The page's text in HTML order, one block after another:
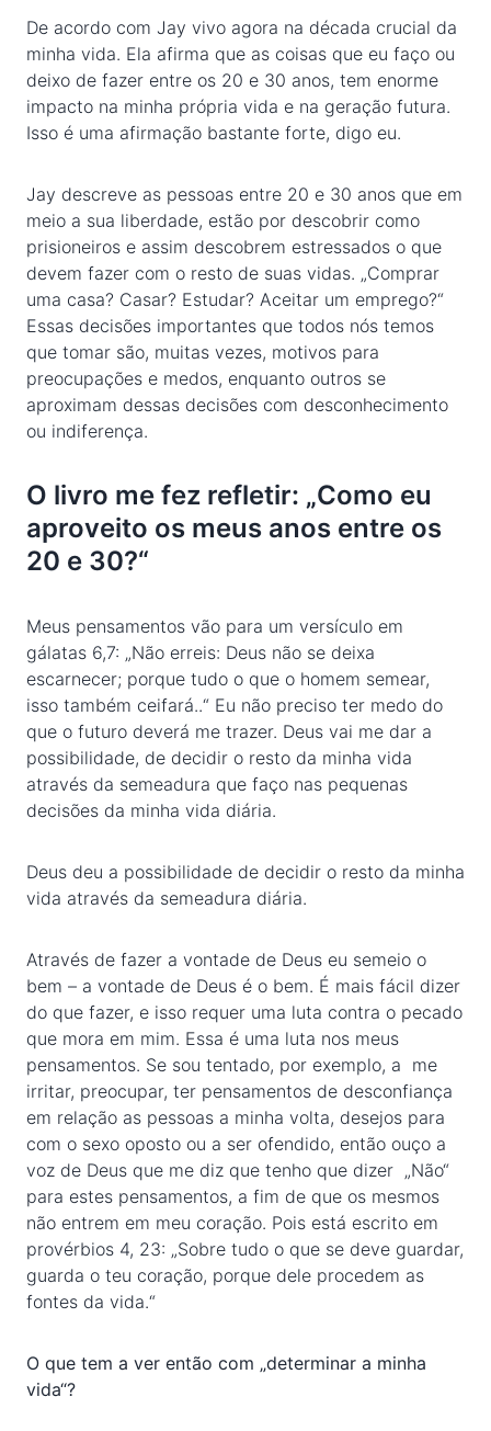
De acordo com Jay vivo agora na década crucial da
minha vida. Ela afirma que as coisas que eu faço ou
deixo de fazer entre os 20 e 30 anos, tem enorme
impacto na minha própria vida e na geração futura.
Isso é uma afirmação bastante forte, digo eu.
Jay descreve as pessoas entre 20 e 30 anos que em
meio a sua liberdade, estão por descobrir como
prisioneiros e assim descobrem estressados o que
devem fazer com o resto de suas vidas. „Comprar
uma casa? Casar? Estudar? Aceitar um emprego?“
Essas decisões importantes que todos nós temos
que tomar são, muitas vezes, motivos para
preocupações e medos, enquanto outros se
aproximam dessas decisões com desconhecimento
ou indiferença.
O livro me fez refletir: „Como eu
aproveito os meus anos entre os
20 e 30?“
Meus pensamentos vão para um versículo em
gálatas 6,7: „Não erreis: Deus não se deixa
escarnecer; porque tudo o que o homem semear,
isso também ceifará..“ Eu não preciso ter medo do
que o futuro deverá me trazer. Deus vai me dar a
possibilidade, de decidir o resto da minha vida
através da semeadura que faço nas pequenas
decisões da minha vida diária.
Deus deu a possibilidade de decidir o resto da minha
vida através da semeadura diária.
Através de fazer a vontade de Deus eu semeio o
bem – a vontade de Deus é o bem. É mais fácil dizer
do que fazer, e isso requer uma luta contra o pecado
que mora em mim. Essa é uma luta nos meus
pensamentos. Se sou tentado, por exemplo, a me
irritar, preocupar, ter pensamentos de desconfiança
em relação as pessoas a minha volta, desejos para
com o sexo oposto ou a ser ofendido, então ouço a
voz de Deus que me diz que tenho que dizer „Não“
para estes pensamentos, a fim de que os mesmos
não entrem em meu coração. Pois está escrito em
provérbios 4, 23: „Sobre tudo o que se deve guardar,
guarda o teu coração, porque dele procedem as
fontes da vida.“
O que tem a ver então com „determinar a minha
vida“?